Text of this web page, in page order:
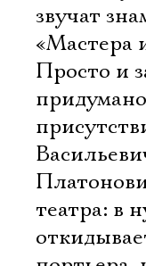
звучат
«Мастера
Просто и
театра: в